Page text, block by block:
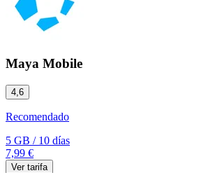
Maya Mobile
4,6
Recomendado
5 GB /10 días
7,99 €
Ver tarifa